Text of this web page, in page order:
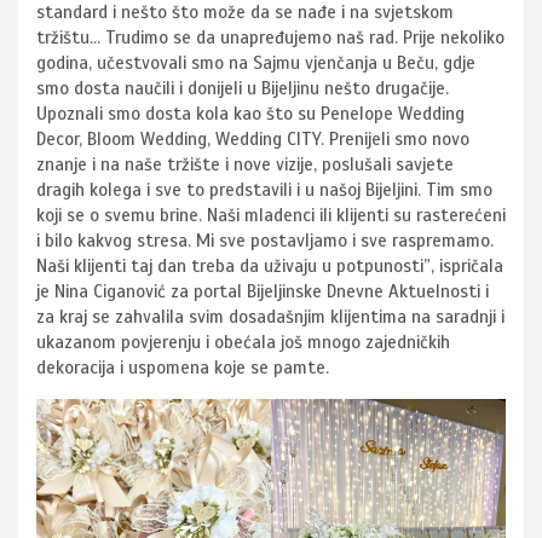
standard i nešto što može da se nađe i na svjetskom
tržištu… Trudimo se da unapređujemo naš rad. Prije nekoliko
godina, učestvovali smo na Sajmu vjenčanja u Beču, gdje
smo dosta naučili i donijeli u Bijeljinu nešto drugačije.
Upoznali smo dosta kola kao što su Penelope Wedding
Decor, Bloom Wedding, Wedding CITY. Prenijeli smo novo
znanje i na naše tržište i nove vizije, poslušali savjete
dragih kolega i sve to predstavili i u našoj Bijeljini. Tim smo
koji se o svemu brine. Naši mladenci ili klijenti su rasterećeni
i bilo kakvog stresa. Mi sve postavljamo i sve raspremamo.
Naši klijenti taj dan treba da uživaju u potpunosti”, ispričala
je Nina Ciganović za portal Bijeljinske Dnevne Aktuelnosti i
za kraj se zahvalila svim dosadašnjim klijentima na saradnji i
ukazanom povjerenju i obećala još mnogo zajedničkih
dekoracija i uspomena koje se pamte.